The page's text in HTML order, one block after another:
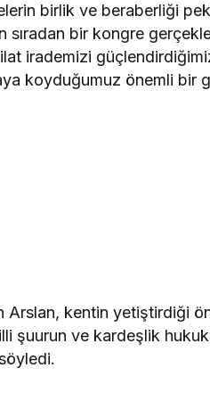
birlik ve beraberliği
sıradan bir kongre
irademizi
koyduğumuz önemli bir
Arslan, kentin yetiştirdiği
şuurun ve kardeşlik